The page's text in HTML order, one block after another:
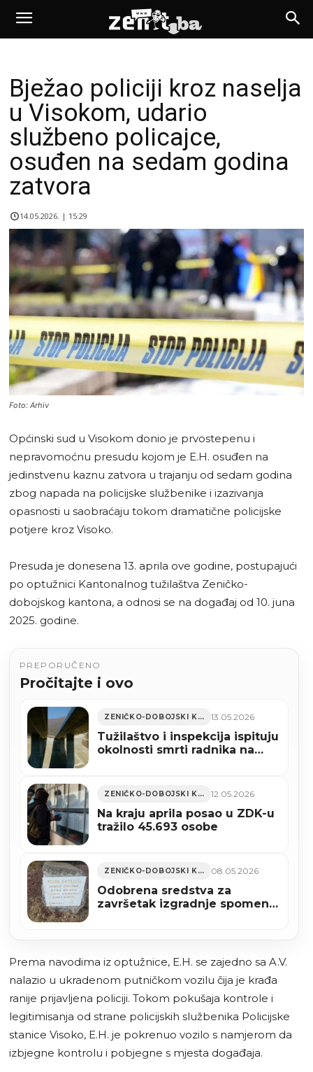
Bježao policiji kroz naselja
u Visokom, udario
službeno policajce,
osuđen na sedam godina
zatvora
14.05.2026. | 15:29
Foto: Arhiv
Općinski sud u Visokom donio je prvostepenu i
nepravomoćnu presudu kojom je E.H. osuđen na
jedinstvenu kaznu zatvora u trajanju od sedam godina
zbog napada na policijske službenike i izazivanja
opasnosti u saobraćaju tokom dramatične policijske
potjere kroz Visoko.
Presuda je donesena 13. aprila ove godine, postupajući
po optužnici Kantonalnog tužilaštva Zeničko-
dobojskog kantona, a odnosi se na događaj od 10. juna
2025. godine.
PREPORUČENO
Pročitajte i ovo
ZENIČKO-DOBOJSKI KANTON 13.05.2026
Tužilaštvo i inspekcija ispituju
okolnosti smrti radnika na
ZENIČKO-DOBOJSKI KANTON 12.05.2026
Na kraju aprila posao u ZDK-u
tražilo 45.693 osobe
ZENIČKO-DOBOJSKI KANTON 08.05.2026
Odobrena sredstva za
završetak izgradnje spomen-
Prema navodima iz optužnice, E.H. se zajedno sa A.V.
nalazio u ukradenom putničkom vozilu čija je krađa
ranije prijavljena policiji. Tokom pokušaja kontrole i
legitimisanja od strane policijskih službenika Policijske
stanice Visoko, E.H. je pokrenuo vozilo s namjerom da
izbjegne kontrolu i pobjegne s mjesta događaja.